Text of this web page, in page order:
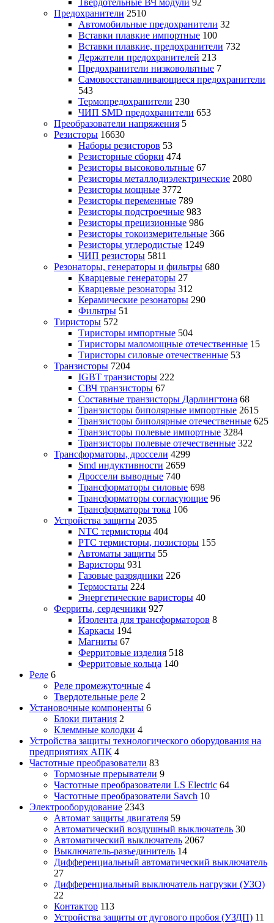
Предохранители 2510
Автомобильные предохранители 32
Вставки плавкие импортные 100
Вставки плавкие, предохранители 732
Держатели предохранителей 213
Предохранители низковольтные 7
Самовосстанавливающиеся предохранители
543
Термопредохранители 230
ЧИП SMD предохранители 653
Преобразователи напряжения 5
Резисторы 16630
Наборы резисторов 53
Резисторные сборки 474
Резисторы высоковольтные 67
Резисторы металлодиэлектрические 2080
Резисторы мощные 3772
Резисторы переменные 789
Резисторы подстроечные 983
Резисторы прецизионные 986
Резисторы токоизмерительные 366
Резисторы углеродистые 1249
ЧИП резисторы 5811
Резонаторы, генераторы и фильтры 680
Кварцевые генераторы 27
Кварцевые резонаторы 312
Керамические резонаторы 290
Фильтры 51
Тиристоры 572
Тиристоры импортные 504
Тиристоры маломощные отечественные 15
Тиристоры силовые отечественные 53
Транзисторы 7204
IGBT транзисторы 222
СВЧ транзисторы 67
Составные транзисторы Дарлингтона 68
Транзисторы биполярные импортные 2615
Транзисторы биполярные отечественные 625
Транзисторы полевые импортные 3284
Транзисторы полевые отечественные 322
Трансформаторы, дроссели 4299
Smd индуктивности 2659
Дроссели выводные 740
Трансформаторы силовые 698
Трансформаторы согласующие 96
Трансформаторы тока 106
Устройства защиты 2035
NTC термисторы 404
PTC термисторы, позисторы 155
Автоматы защиты 55
Варисторы 931
Газовые разрядники 226
Термостаты 224
Энергетические варисторы 40
Ферриты, сердечники 927
Изолента для трансформаторов 8
Каркасы 194
Магниты 67
Ферритовые изделия 518
Ферритовые кольца 140
Реле 6
Реле промежуточные 4
Твердотельные реле 2
Установочные компоненты 6
Блоки питания 2
Клеммные колодки 4
Устройства защиты технологического оборудования на
предприятиях АПК 4
Частотные преобразователи 83
Тормозные прерыватели 9
Частотные преобразователи LS Electric 64
Частотные преобразователи Savch 10
Электрооборудование 2343
Автомат защиты двигателя 59
Автоматический воздушный выключатель 30
Автоматический выключатель 2067
Выключатель-разъединитель 14
Дифференциальный автоматический выключатель
27
Дифференциальный выключатель нагрузки (УЗО)
22
Контактор 113
Устройства защиты от дугового пробоя (УЗДП) 11